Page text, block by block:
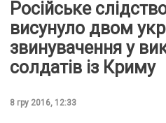
Російське
висунуло двом
звинувачення у
солдатів із Криму
8 гру 2016, 12:33